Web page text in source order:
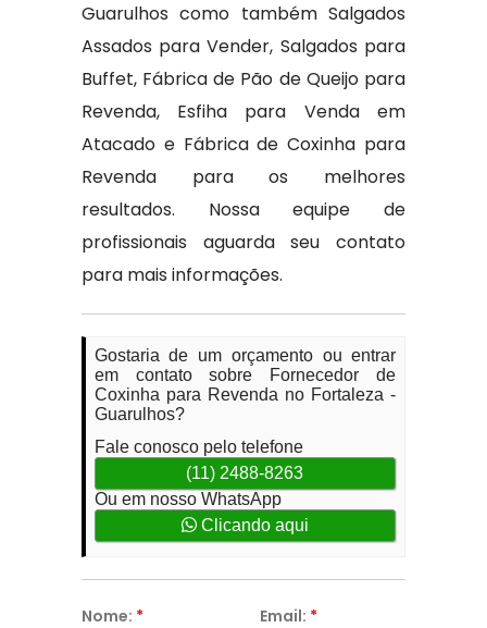
Guarulhos como também Salgados
Assados para Vender, Salgados para
Buffet, Fábrica de Pão de Queijo para
Revenda, Esfiha para Venda em
Atacado e Fábrica de Coxinha para
Revenda para os melhores
resultados. Nossa equipe de
profissionais aguarda seu contato
para mais informações.
Gostaria de um orçamento ou entrar
em contato sobre Fornecedor de
Coxinha para Revenda no Fortaleza -
Guarulhos?
Fale conosco pelo telefone
(11) 2488-8263
Ou em nosso WhatsApp
Clicando aqui
Nome: * Email: *